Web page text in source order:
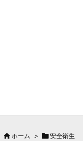
 ホーム > 安全衛生